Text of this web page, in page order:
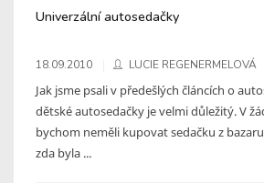
Univerzální autosedačky
18.09.2010 LUCIE REGENERMELOVÁ
Jak jsme psali v předešlých článcích o
dětské autosedačky je velmi důležitý. V
bychom neměli kupovat sedačku z
zda byla ...